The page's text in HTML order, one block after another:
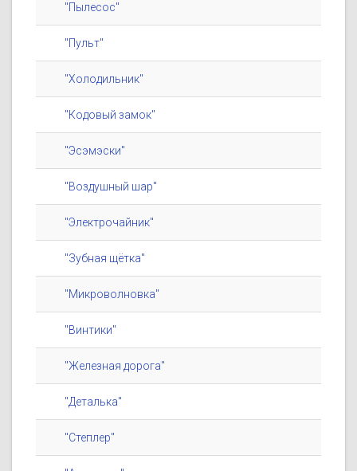
"Пылесос"
"Пульт"
"Холодильник"
"Кодовый замок"
"Эсэмэски"
"Воздушный шар"
"Электрочайник"
"Зубная щётка"
"Микроволновка"
"Винтики"
"Железная дорога"
"Деталька"
"Степлер"